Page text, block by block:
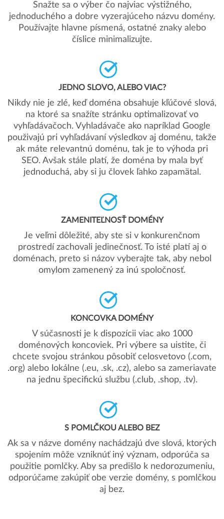
Snažte sa o výber čo najviac výstižného,
jednoduchého a dobre vyzerajúceho názvu domény.
Používajte hlavne písmená, ostatné znaky alebo
číslice minimalizujte.
JEDNO SLOVO, ALEBO VIAC?
Nikdy nie je zlé, keď doména obsahuje kľúčové slová,
na ktoré sa snažíte stránku optimalizovať vo
vyhľadávačoch. Vyhladávače ako napríklad Google
použivajú pri vyhľadávaní výsledkov aj doménu, takže
ak máte relevantnú doménu, tak je to výhoda pri
SEO. Avšak stále platí, že doména by mala byť
jednoduchá, aby si ju človek ľahko zapamätal.
ZAMENITEĽNOSŤ DOMÉNY
Je veľmi dôležité, aby ste si v konkurenčnom
prostredí zachovali jedinečnosť. To isté platí aj o
doménach, preto si názov vyberajte tak, aby nebol
omylom zamenený za inú spoločnosť.
KONCOVKA DOMÉNY
V súčasnosti je k dispozícii viac ako 1000
doménových koncoviek. Pri výbere sa uistite, či
chcete svojou stránkou pôsobiť celosvetovo (.com,
.org) alebo lokálne (.eu, .sk, .cz), alebo sa zameriavate
na jednu špecifickú službu (.club, .shop, .tv).
S POMLČKOU ALEBO BEZ
Ak sa v názve domény nachádzajú dve slová, ktorých
spojením môže vzniknúť iný význam, odporúča sa
použitie pomlčky. Aby sa predišlo k nedorozumeniu,
odporúčame zakúpiť obe verzie domény, s pomlčkou
aj bez.